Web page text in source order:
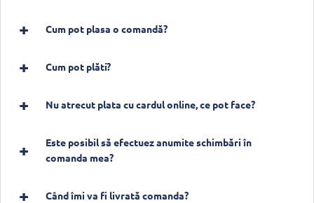
Cum pot plasa o comandă?
Cum pot plăti?
Nu atrecut plata cu cardul online, ce pot face?
Este posibil să efectuez anumite schimbări în
comanda mea?
Când îmi va fi livrată comanda?